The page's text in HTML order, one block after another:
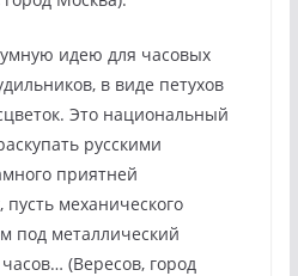
идею для часовых
в виде петухов
Это национальный
русскими
приятней
механического
под металлический
(Вересов, город